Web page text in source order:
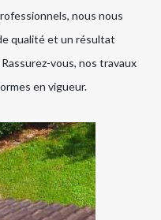
nous nous
qualité et un résultat
vous, nos travaux
en vigueur.